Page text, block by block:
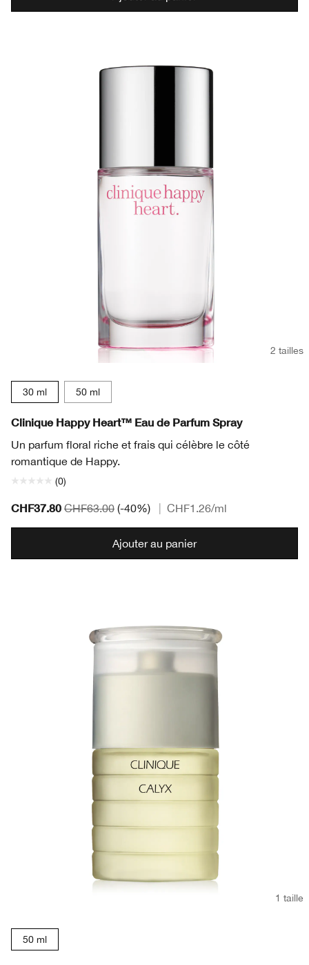
2 tailles
30 ml 50 ml
Clinique Happy Heart™ Eau de Parfum Spray
Un parfum floral riche et frais qui célèbre le côté
romantique de Happy.
(0)
CHF37.80 CHF63.00 (-40%) CHF1.26/ml
Ajouter au panier
1 taille
50 ml